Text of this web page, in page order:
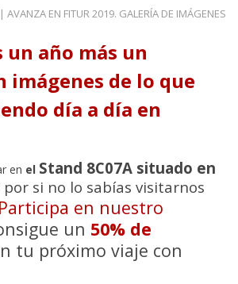
| AVANZA EN FITUR 2019. GALERÍA DE IMÁGENES
año más un
imágenes de lo que
día a día en
en el Stand 8C07A situado en
por si no lo sabías visitarnos
Participa en nuestro
un 50% de
tu próximo viaje con